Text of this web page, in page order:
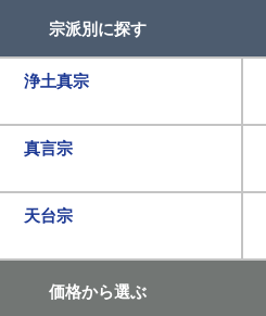
宗派別に探す
浄土真宗
真言宗
天台宗
価格から選ぶ